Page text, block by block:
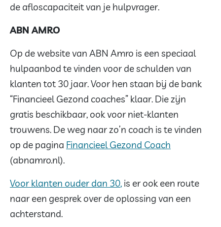
de afloscapaciteit van je hulpvrager.
ABN AMRO
Op de website van ABN Amro is een speciaal
hulpaanbod te vinden voor de schulden van
klanten tot 30 jaar. Voor hen staan bij de bank
“Financieel Gezond coaches” klaar. Die zijn
gratis beschikbaar, ook voor niet-klanten
trouwens. De weg naar zo’n coach is te vinden
op de pagina Financieel Gezond Coach
(abnamro.nl).
Voor klanten ouder dan 30, is er ook een route
naar een gesprek over de oplossing van een
achterstand.